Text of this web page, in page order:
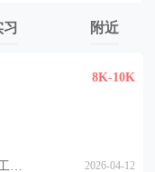
招聘2人公告
公告
习 附近
8K-10K
2026-04-12